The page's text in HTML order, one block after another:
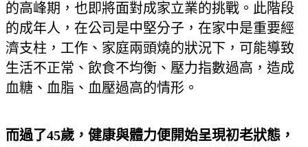
的高峰期，也即將面對成家立業的挑戰。此階段
的成年人，在公司是中堅分子，在家中是重要經
濟支柱，工作、家庭兩頭燒的狀況下，可能導致
生活不正常、飲食不均衡、壓力指數過高，造成
血糖、血脂、血壓過高的情形。
而過了45歲，健康與體力便開始呈現初老狀態，